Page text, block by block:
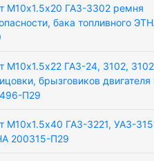
М10х1.5х20 ГАЗ-3302 ремня
бака топливного
М10х1.5х22 ГАЗ-24, 3102,
брызговиков
П29
М10х1.5х40 ГАЗ-3221, УАЗ-
200315-П29